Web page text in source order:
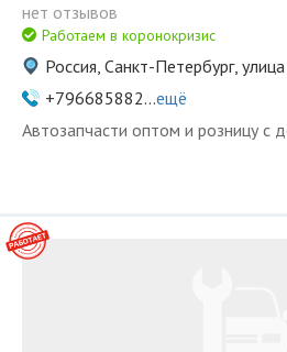
нет отзывов
Работаем в коронокризис
Россия, Санкт-Петербург,
+796685882...ещё
Автозапчасти оптом и розницу с